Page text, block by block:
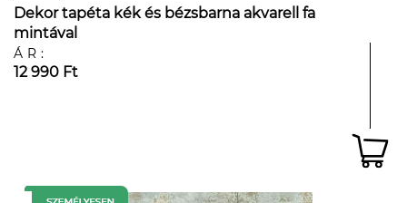
Dekor tapéta kék és bézsbarna akvarell fa
mintával
ÁR:
12 990 Ft